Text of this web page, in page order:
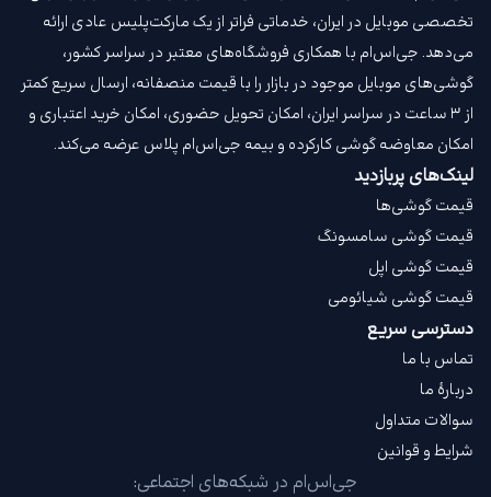
تخصصی موبایل در ایران، خدماتی فراتر از یک مارکت‌پلیس عادی ارائه
می‌دهد. جی‌اس‌ام با همکاری فروشگاه‌های معتبر در سراسر کشور،
گوشی‌های موبایل موجود در بازار را با قیمت‌ منصفانه، ارسال سریع کمتر
از ۳ ساعت در سراسر ایران، امکان تحویل حضوری، امکان خرید اعتباری و
امکان معاوضه گوشی کارکرده و بیمه جی‌اس‌ام‌ پلاس عرضه می‌کند.
لینک‌های پربازدید
قیمت گوشی‌ها
قیمت گوشی سامسونگ
قیمت گوشی اپل
قیمت گوشی شیائومی
دسترسی سریع
تماس با ما
دربارهٔ ما
سوالات متداول
شرایط و قوانین
جی‌اس‌ام در شبکه‌های اجتماعی: